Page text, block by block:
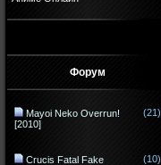
Форум
Mayoi Neko Overrun!
[2010]
(21)
Crucis Fatal Fake (10)